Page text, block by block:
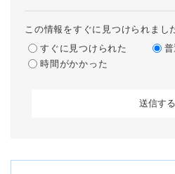
この情報をすぐに見つけられまし
すぐに見つけられた
普
時間がかかった